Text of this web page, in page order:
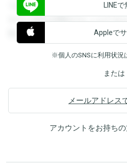
できます。登録すると回答を閲覧
すると回答を閲覧することができ
覧することができます。
LINE
Appleで
※個人のSNSに利用状況
または
メールアドレス
アカウントをお持ち